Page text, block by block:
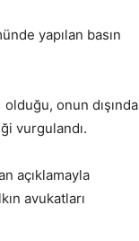
yapılan basın
onun dışında
vurgulandı.
açıklamayla
avukatları